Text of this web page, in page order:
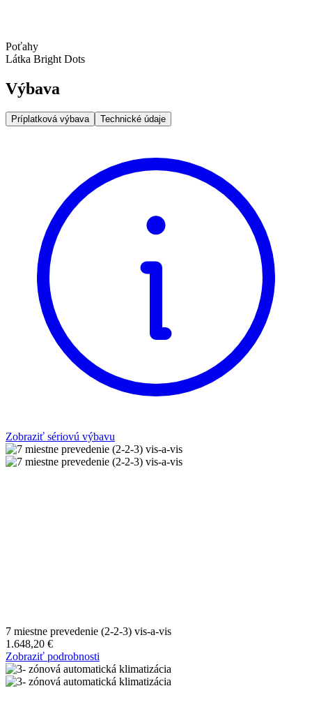
Poťahy
Látka Bright Dots
Výbava
Príplatková výbava Technické údaje
Zobraziť sériovú výbavu
7 miestne prevedenie (2-2-3) vis-a-vis
1.648,20 €
Zobraziť podrobnosti